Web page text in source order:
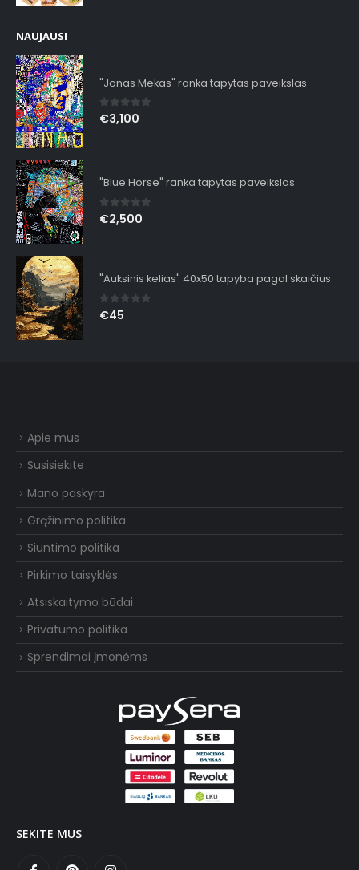
NAUJAUSI
"Jonas Mekas" ranka tapytas paveikslas
0out of 5
€3,100
"Blue Horse" ranka tapytas paveikslas
0out of 5
€2,500
"Auksinis kelias" 40x50 tapyba pagal skaičius
0out of 5
€45
Apie mus
Susisiekite
Mano paskyra
Grąžinimo politika
Siuntimo politika
Pirkimo taisyklės
Atsiskaitymo būdai
Privatumo politika
Sprendimai įmonėms
SEKITE MUS